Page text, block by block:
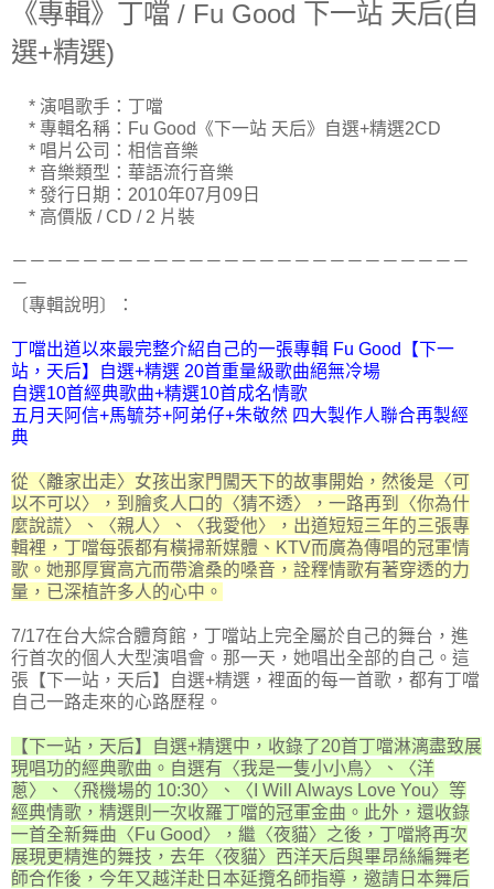
《專輯》丁噹 / Fu Good 下一站 天后(自
選+精選)
* 演唱歌手：丁噹
* 專輯名稱：Fu Good《下一站 天后》自選+精選2CD
* 唱片公司：相信音樂
* 音樂類型：華語流行音樂
* 發行日期：2010年07月09日
* 高價版 / CD / 2 片裝
－－－－－－－－－－－－－－－－－－－－－－－－－－
－
〔專輯說明〕：
丁噹出道以來最完整介紹自己的一張專輯 Fu Good【下一
站，天后】自選+精選 20首重量級歌曲絕無冷場
自選10首經典歌曲+精選10首成名情歌
五月天阿信+馬毓芬+阿弟仔+朱敬然 四大製作人聯合再製經
典
從〈離家出走〉女孩出家門闖天下的故事開始，然後是〈可
以不可以〉，到膾炙人口的〈猜不透〉，一路再到〈你為什
麼說謊〉、〈親人〉、〈我愛他〉，出道短短三年的三張專
輯裡，丁噹每張都有橫掃新媒體、KTV而廣為傳唱的冠軍情
歌。她那厚實高亢而帶滄桑的嗓音，詮釋情歌有著穿透的力
量，已深植許多人的心中。
7/17在台大綜合體育館，丁噹站上完全屬於自己的舞台，進
行首次的個人大型演唱會。那一天，她唱出全部的自己。這
張【下一站，天后】自選+精選，裡面的每一首歌，都有丁噹
自己一路走來的心路歷程。
【下一站，天后】自選+精選中，收錄了20首丁噹淋漓盡致展
現唱功的經典歌曲。自選有〈我是一隻小小鳥〉、〈洋
蔥〉、〈飛機場的 10:30〉、〈I Will Always Love You〉等
經典情歌，精選則一次收羅丁噹的冠軍金曲。此外，還收錄
一首全新舞曲〈Fu Good〉，繼〈夜貓〉之後，丁噹將再次
展現更精進的舞技，去年〈夜貓〉西洋天后與畢昂絲編舞老
師合作後，今年又越洋赴日本延攬名師指導，邀請日本舞后